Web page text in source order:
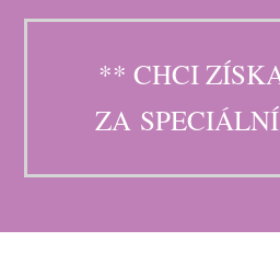
** CHCI
ZA